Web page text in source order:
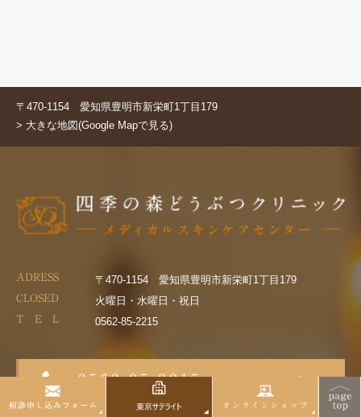
〒470-1154 愛知県豊明市新栄町1丁目179
> 大きな地図(Google Mapで見る)
ADRESS 〒470-1154 愛知県豊明市新栄町1丁目179
CLOSED 火曜日・水曜日・祝日
T E L 0562-85-2215